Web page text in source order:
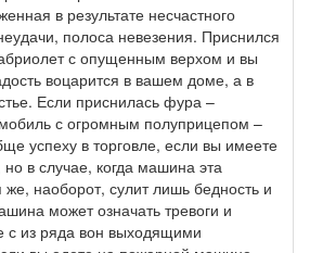
в результате несчастного
полоса невезения. Приснился
с опущенным верхом и вы
воцарится в вашем доме, а в
Если приснилась фура –
с огромным полуприцепом –
успеху в торговле, если вы имеете
в случае, когда машина эта
же, наоборот, сулит лишь бедность и
может означать тревоги и
с из ряда вон выходящими